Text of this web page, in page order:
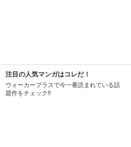
注目の人気マンガはコレだ！
ウォーカープラスで今一番読まれている話
題作をチェック!!